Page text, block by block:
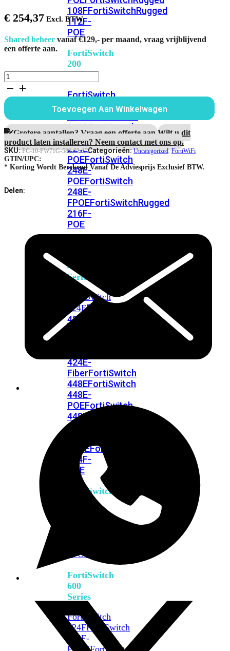
108FFortiSwitchRugged
112F-
POE
FortiSwitch
200
Series
FortiSwitch
224D-
FPOE
248DFortiSwitch
224E
Fortiswitch
224E-
POEFortiSwitch
248E-
POEFortiSwitch
248E-
FPOEFortiSwitchRugged
216F-
POE
400
Series
FortiSwitch
424EFortiSwitch
424E-
424E-
FiberFortiSwitch
448EFortiSwitch
448E-
POEFortiSwitch
448E-
FPOE
FPOEFortiSwitchRugged
424F-
POE
FortiSwitch
FPOE
FortiSwitch
600
Series
FortiSwitch
624FFortiSwitch
624F-
FPOEFortiSwitch
€ 254,37
Shared beheer vanaf €129,- per maand, vraag vrijblijvend
een offerte aan.
FortiWiFi-
71G
FortiGuard
Data
Loss
Prevention
Service
aantal
Toevoegen Aan Winkelwagen
Grotere aantallen? Vraag een offerte aan.Wilt u dit
product laten installeren? Neem contact met ons op.
SKU:FC-10-FW71G-589-02-12Categorieën:Uncategorized,FortiWiFi
GTIN/UPC:
* Korting Wordt Berekend Vanaf De Adviesprijs Exclusief BTW.
Delen: